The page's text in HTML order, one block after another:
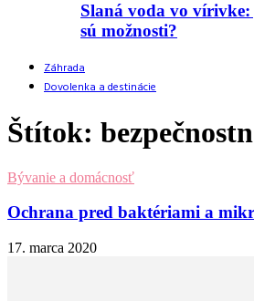
Slaná voda vo vírivke:
sú možnosti?
Záhrada
Dovolenka a destinácie
Štítok:
Bývanie a domácnosť
Ochrana pred baktériami a
17. marca 2020